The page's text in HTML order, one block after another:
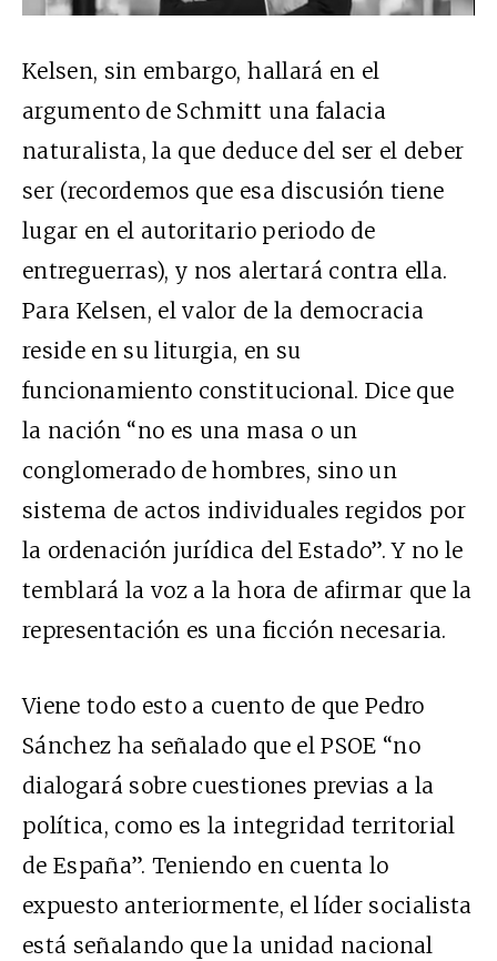
Kelsen, sin embargo, hallará en el
argumento de Schmitt una falacia
naturalista, la que deduce del ser el deber
ser (recordemos que esa discusión tiene
lugar en el autoritario periodo de
entreguerras), y nos alertará contra ella.
Para Kelsen, el valor de la democracia
reside en su liturgia, en su
funcionamiento constitucional. Dice que
la nación “no es una masa o un
conglomerado de hombres, sino un
sistema de actos individuales regidos por
la ordenación jurídica del Estado”. Y no le
temblará la voz a la hora de afirmar que la
representación es una ficción necesaria.
Viene todo esto a cuento de que Pedro
Sánchez ha señalado que el PSOE “no
dialogará sobre cuestiones previas a la
política, como es la integridad territorial
de España”. Teniendo en cuenta lo
expuesto anteriormente, el líder socialista
está señalando que la unidad nacional